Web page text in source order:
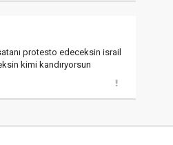
protesto edeceksin israil
kimi kandıryorsun